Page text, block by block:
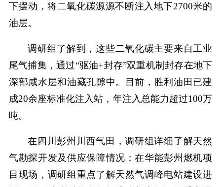
下摆动，将二氧化碳源源不断注入地下2700米的
油层。
调研组了解到，这些二氧化碳主要来自工业
尾气捕集，通过“驱油+封存”双重机制封存在地下
深部咸水层和油藏孔隙中。目前，胜利油田已建
成20余座标准化注入站，年注入总能力超过100万
吨。
在四川彭州川西气田，调研组详细了解天然
气勘探开发及供应保障情况；在华能彭州燃机项
目现场，调研组重点了解天然气调峰电站建设进